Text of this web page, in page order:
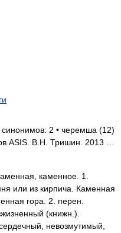
2 • черемша (12)
ASIS. В.Н. Тришин. 2013 …
каменное. 1.
или из кирпича. Каменная
гора. 2. перен.
(книжн.).
невозмутимый,